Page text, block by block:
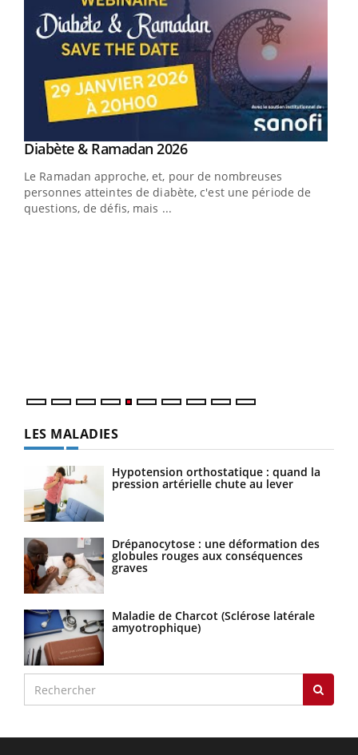
Youtube
Diabète & Ramadan 2026Youtube
Le Ramadan approche, et, pour de nombreuses
personnes atteintes de diabète, c'est une période de
questions, de défis, mais ...
LES MALADIES
Hypotension orthostatique : quand la
pression artérielle chute au lever
Drépanocytose : une déformation des
globules rouges aux conséquences
graves
Maladie de Charcot (Sclérose latérale
amyotrophique)